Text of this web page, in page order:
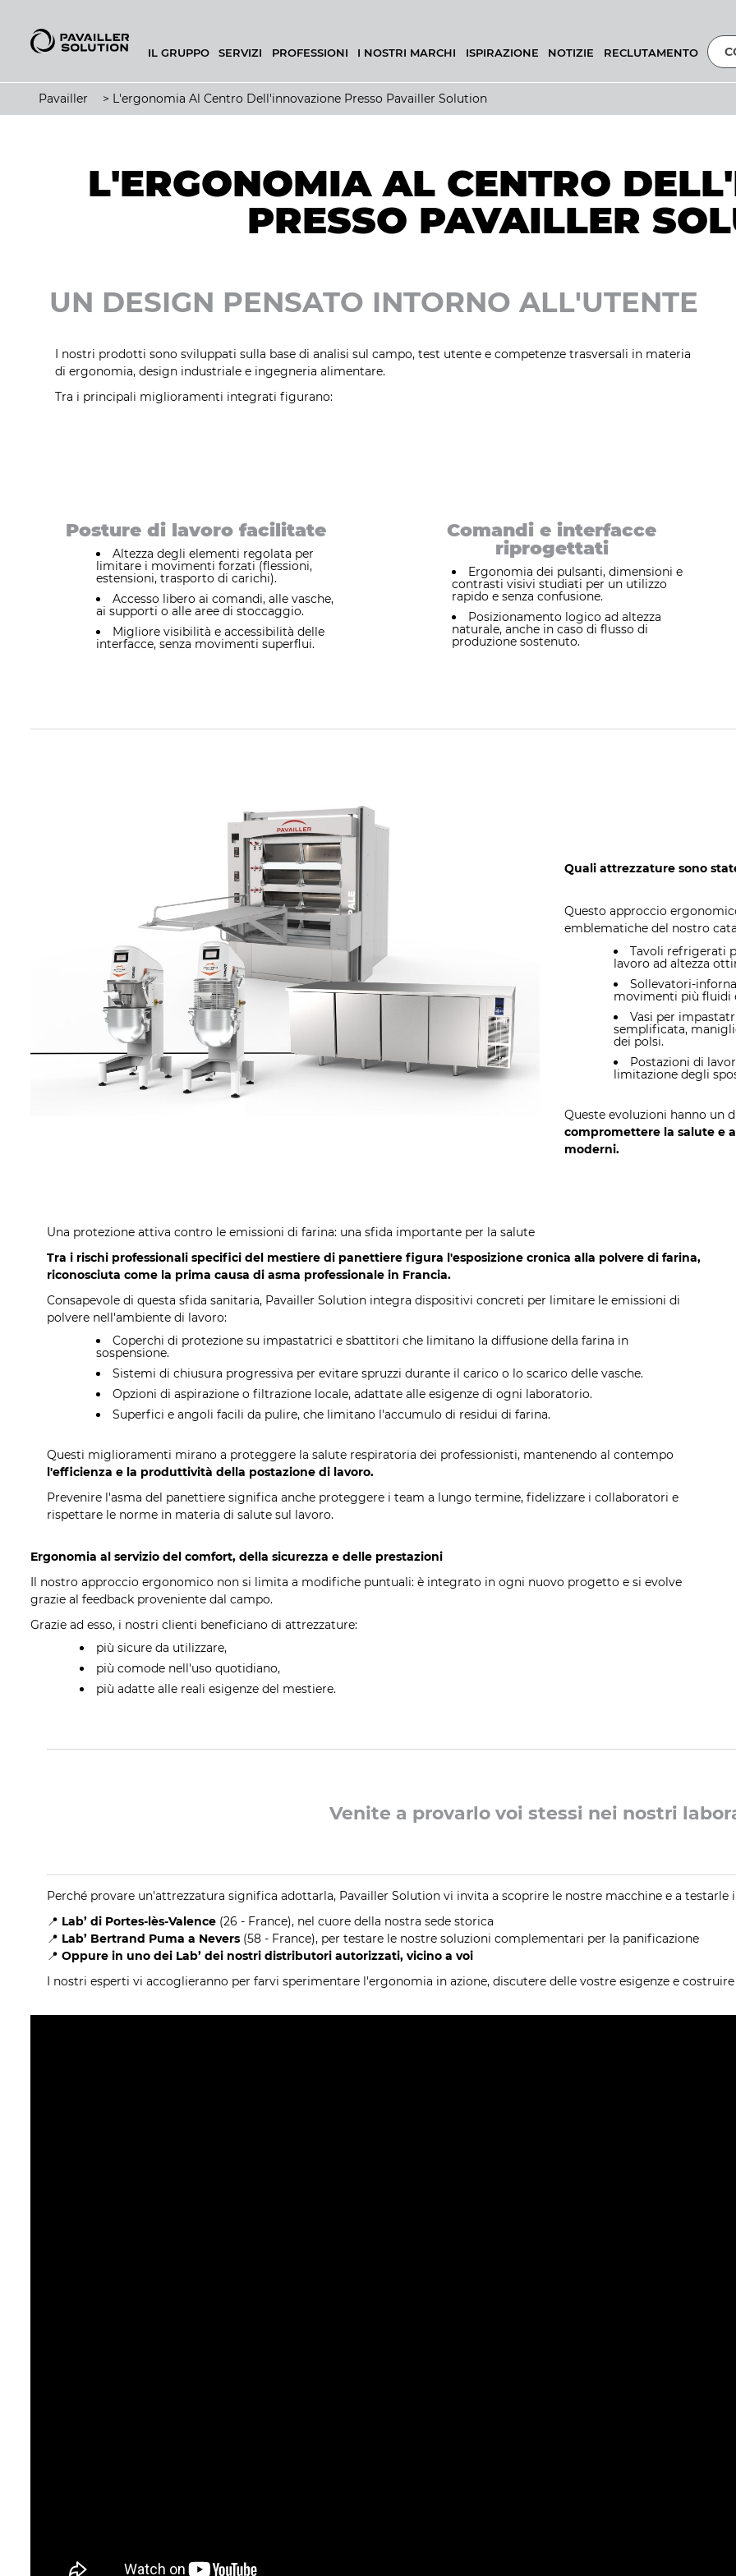
IL GRUPPO SERVIZI PROFESSIONI I NOSTRI MARCHI ISPIRAZIONE NOTIZIE RECLUTAMENTO
Pavailler > L'ergonomia Al Centro Dell'innovazione Presso Pavailler Solution
L'ERGONOMIA AL CENTRO
PRESSO PAVAILLER
UN DESIGN PENSATO INTORNO ALL'UTENTE
I nostri prodotti sono sviluppati sulla base di analisi sul campo, test utente e competenze trasversali in materia
di ergonomia, design industriale e ingegneria alimentare.
Tra i principali miglioramenti integrati figurano:
Posture di lavoro facilitate
Altezza degli elementi regolata per
limitare i movimenti forzati (flessioni,
estensioni, trasporto di carichi).
Accesso libero ai comandi, alle vasche,
ai supporti o alle aree di stoccaggio.
Migliore visibilità e accessibilità delle
interfacce, senza movimenti superflui.
Comandi e interfacce
riprogettati
Ergonomia dei pulsanti, dimensioni e
contrasti visivi studiati per un utilizzo
rapido e senza confusione.
Posizionamento logico ad altezza
naturale, anche in caso di flusso di
produzione sostenuto.
Quali attrezzature sono
Questo approccio
emblematiche del nostro
Tavoli refrigerati
lavoro ad altezza
Sollevatori-
movimenti più fluidi
Vasi per
semplificata,
dei polsi.
Postazioni di
limitazione degli
Queste evoluzioni hanno un
compromettere la salute e
moderni.
Una protezione attiva contro le emissioni di farina: una sfida importante per la salute
Tra i rischi professionali specifici del mestiere di panettiere figura l'esposizione cronica alla polvere di farina,
riconosciuta come la prima causa di asma professionale in Francia.
Consapevole di questa sfida sanitaria, Pavailler Solution integra dispositivi concreti per limitare le emissioni di
polvere nell'ambiente di lavoro:
Coperchi di protezione su impastatrici e sbattitori che limitano la diffusione della farina in
sospensione.
Sistemi di chiusura progressiva per evitare spruzzi durante il carico o lo scarico delle vasche.
Opzioni di aspirazione o filtrazione locale, adattate alle esigenze di ogni laboratorio.
Superfici e angoli facili da pulire, che limitano l'accumulo di residui di farina.
Questi miglioramenti mirano a proteggere la salute respiratoria dei professionisti, mantenendo al contempo
l'efficienza e la produttività della postazione di lavoro.
Prevenire l'asma del panettiere significa anche proteggere i team a lungo termine, fidelizzare i collaboratori e
rispettare le norme in materia di salute sul lavoro.
Ergonomia al servizio del comfort, della sicurezza e delle prestazioni
Il nostro approccio ergonomico non si limita a modifiche puntuali: è integrato in ogni nuovo progetto e si evolve
grazie al feedback proveniente dal campo.
Grazie ad esso, i nostri clienti beneficiano di attrezzature:
più sicure da utilizzare,
più comode nell'uso quotidiano,
più adatte alle reali esigenze del mestiere.
Venite a provarlo voi stessi nei nostri
Perché provare un'attrezzatura significa adottarla, Pavailler Solution vi invita a scoprire le nostre macchine e a
📍 Lab’ di Portes-lès-Valence (26 - France), nel cuore della nostra sede storica
📍 Lab’ Bertrand Puma a Nevers (58 - France), per testare le nostre soluzioni complementari per la panificazione
📍 Oppure in uno dei Lab’ dei nostri distributori autorizzati, vicino a voi
I nostri esperti vi accoglieranno per farvi sperimentare l'ergonomia in azione, discutere delle vostre esigenze e